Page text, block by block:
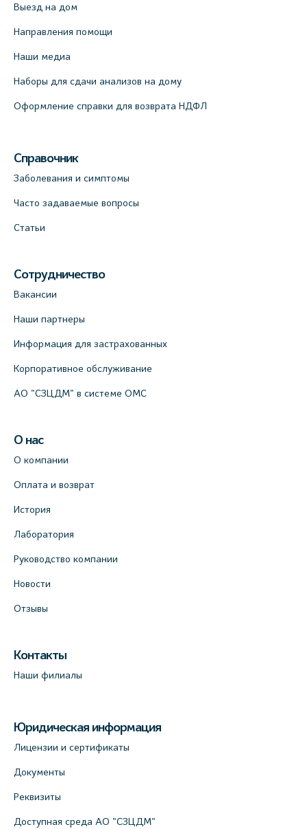
Выезд на дом
Направления помощи
Наши медиа
Наборы для сдачи анализов на дому
Оформление справки для возврата НДФЛ
Справочник
Заболевания и симптомы
Часто задаваемые вопросы
Статьи
Сотрудничество
Вакансии
Наши партнеры
Информация для застрахованных
Корпоративное обслуживание
АО "СЗЦДМ" в системе ОМС
О нас
О компании
Оплата и возврат
История
Лаборатория
Руководство компании
Новости
Отзывы
Контакты
Наши филиалы
Юридическая информация
Лицензии и сертификаты
Документы
Реквизиты
Доступная среда АО "СЗЦДМ"